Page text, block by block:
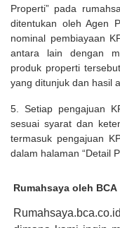
Properti” pada
ditentukan oleh Agen
nominal pembiayaan
antara lain dengan
produk properti
yang ditunjuk dan hasil
5. Setiap pengajuan
sesuai syarat dan
termasuk pengajuan
dalam halaman “Detail
Rumahsaya oleh BCA